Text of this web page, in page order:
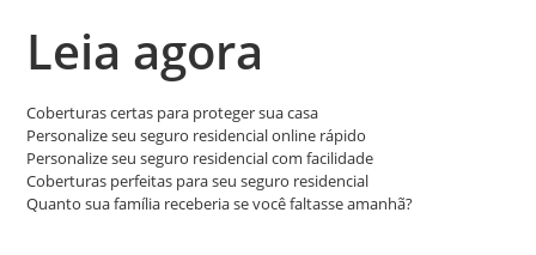
Leia agora
Coberturas certas para proteger sua casa
Personalize seu seguro residencial online rápido
Personalize seu seguro residencial com facilidade
Coberturas perfeitas para seu seguro residencial
Quanto sua família receberia se você faltasse amanhã?